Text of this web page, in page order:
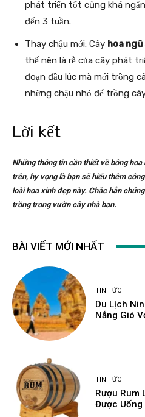
phát triển tốt cũng khá
đến 3 tuần.
Thay chậu mới: Cây hoa ngũ
thế nên là rễ của cây phát
đoạn đầu lúc mà mới trồng
những chậu nhỏ để trồng
Lời kết
Những thông tin cần thiết về bông
trên, hy vọng là bạn sẽ hiểu thêm
loài hoa xinh đẹp này. Chắc hẳn
trồng trong vườn cây nhà bạn.
BÀI VIẾT MỚI NHẤT
TIN TỨC
Du Lịch
Nắng Gió
TIN TỨC
Rượu Rum
Được Uống